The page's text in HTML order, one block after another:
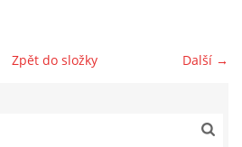
Další →
Zpět do složky